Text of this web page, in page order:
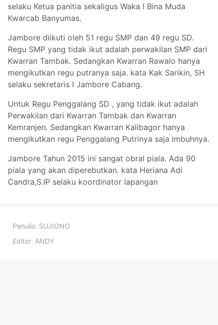
selaku Ketua panitia sekaligus Waka I Bina Muda
Kwarcab Banyumas.
Jambore diikuti oleh 51 regu SMP dan 49 regu SD.
Regu SMP yang tidak ikut adalah perwakilan SMP dari
Kwarran Tambak. Sedangkan Kwarran Rawalo hanya
mengikutkan regu putranya saja. kata Kak Sarikin, SH
selaku sekretaris I Jambore Cabang.
Untuk Regu Penggalang SD , yang tidak ikut adalah
Perwakilan dari Kwarran Tambak dan Kwarran
Kemranjen. Sedangkan Kwarran Kalibagor hanya
mengikutkan regu Penggalang Putrinya saja imbuhnya.
Jambore Tahun 2015 ini sangat obral piala. Ada 90
piala yang akan diperebutkan. kata Heriana Adi
Candra,S.IP selaku koordinator lapangan
Penulis: SUJIONO
Editor: ANDY